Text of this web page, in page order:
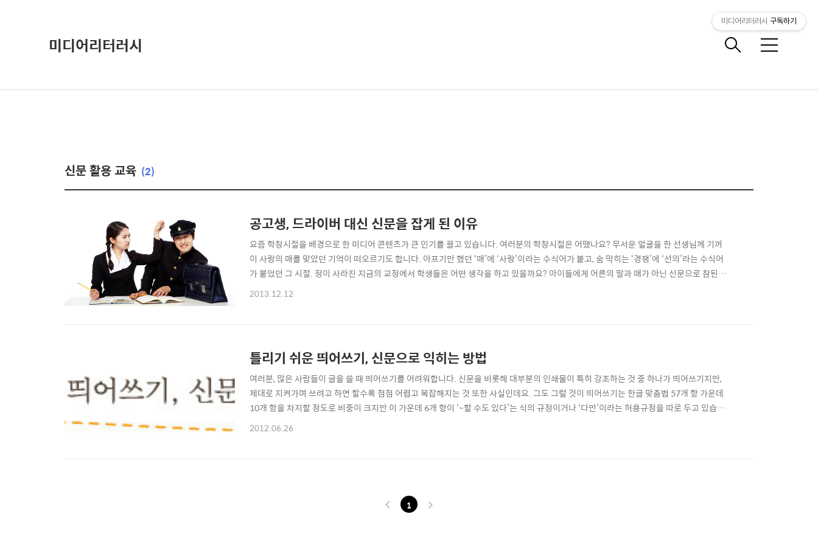
미디어리터러시 메
신문 활용 교육 (2)
공고생, 드라이버 대신 신문을 잡게 된 이유
요즘 학창시절을 배경으로 한 미디어 콘텐츠가 큰 인기를 끌고 있습니다. 여러분의 학창시절은 어땠나요? 무서운 얼굴을 한 선생님께 기꺼
이 사랑의 매를 맞았던 기억이 떠오르기도 합니다. 아프기만 했던 ‘매’에 ‘사랑’이라는 수식어가 붙고, 숨 막히는 ‘경쟁’에 ‘선의’라는 수식어
가 붙었던 그 시절. 정이 사라진 지금의 교정에서 학생들은 어떤 생각을 하고 있을까요? 아이들에게 어른의 말과 매가 아닌 신문으로 참된 인
성교육을 하는 선생님이 계시다고 합니다. 그곳을 다독다독이 찾아가 보았습니다. 함께 만나보시죠! “신문을 통해 가까워지는 사제지간을
2013.12.12
틀리기 쉬운 띄어쓰기, 신문으로 익히는 방법
여러분, 많은 사람들이 글을 쓸 때 띄어쓰기를 어려워합니다. 신문을 비롯해 대부분의 인쇄물이 특히 강조하는 것 중 하나가 띄어쓰기지만,
제대로 지켜가며 쓰려고 하면 할수록 점점 어렵고 복잡해지는 것 또한 사실인데요. 그도 그럴 것이 띄어쓰기는 한글 맞춤법 57개 항 가운데
10개 항을 차지할 정도로 비중이 크지만 이 가운데 6개 항이 ‘~할 수도 있다’는 식의 규정이거나 ‘다만’이라는 허용규정을 따로 두고 있습니
다. (한글 맞춤법에서의 띄어쓰기 규정자체가 지나치게 관대하다고도 볼 수 있겠죠?^^) 그러나 띄어쓰기는 우리말을 바로쓰기 위해 아주 중
2012.06.26
1
미디어리터러시 구독하기